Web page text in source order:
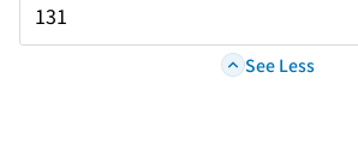
131
See Less